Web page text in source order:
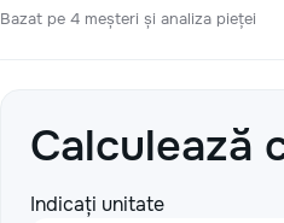
Bazat pe 4 meșteri și analiza pieței
Calculează
Indicați unitate